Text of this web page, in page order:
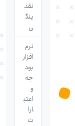
نقد
ینگ
ی
نرم
افزار
بود
جه
اعتب
ارا
ت